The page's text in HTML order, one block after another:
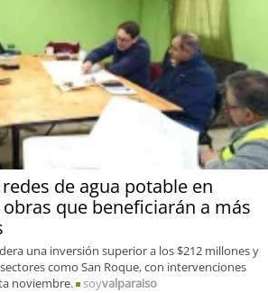
de agua potable en
que beneficiarán a más
una inversión superior a los $212 millones y
como San Roque, con intervenciones
noviembre.
soyvalparaiso